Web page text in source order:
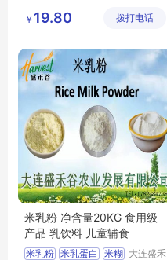
宝宝面条贴牌代工
辅食OEM
技有限公
￥ 19.80 拨打电话
米乳粉 净含量20KG 食用级
产品 乳饮料 儿童辅食
米乳粉 米乳蛋白
米糊 大连盛禾